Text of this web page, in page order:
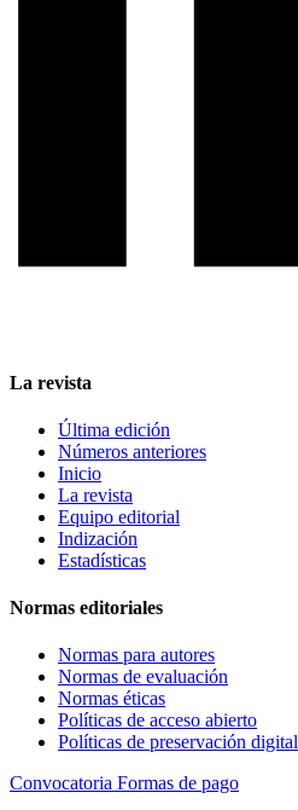
La revista
Última edición
Números anteriores
Inicio
La revista
Equipo editorial
Indización
Estadísticas
Normas editoriales
Normas para autores
Normas de evaluación
Normas éticas
Políticas de acceso abierto
Políticas de preservación digital
Convocatoria Formas de pago